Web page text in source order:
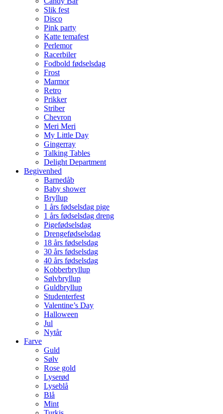
Slik fest
Disco
Pink party
Katte temafest
Perlemor
Racerbiler
Fodbold fødselsdag
Frost
Marmor
Retro
Prikker
Striber
Chevron
Meri Meri
My Little Day
Gingerray
Talking Tables
Delight Department
Begivenhed
Barnedåb
Baby shower
Bryllup
1 års fødselsdag pige
1 års fødselsdag dreng
Pigefødselsdag
Drengefødselsdag
18 års fødselsdag
30 års fødselsdag
40 års fødselsdag
Kobberbryllup
Sølvbryllup
Guldbryllup
Studenterfest
Valentine’s Day
Halloween
Jul
Nytår
Farve
Guld
Sølv
Rose gold
Lyserød
Lyseblå
Blå
Mint